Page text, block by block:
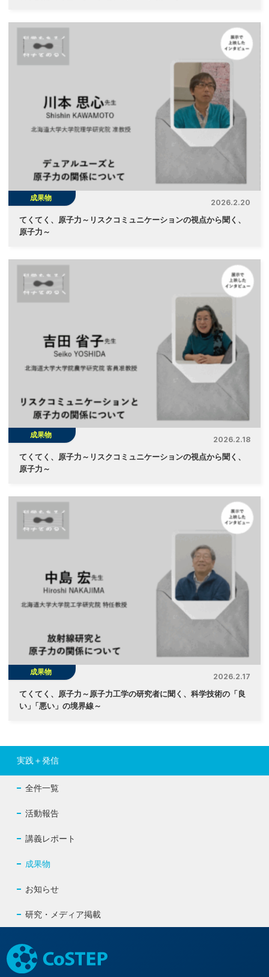
成果物
2026.2.20
てくてく、原子力～リスクコミュニケーションの視点から聞く、
原子力～
成果物
2026.2.18
てくてく、原子力～リスクコミュニケーションの視点から聞く、
原子力～
成果物
2026.2.17
てくてく、原子力～原子力工学の研究者に聞く、科学技術の「良
い」 「悪い」の境界線～
実践＋発信
全件一覧
活動報告
講義レポート
成果物
お知らせ
研究・メディア掲載